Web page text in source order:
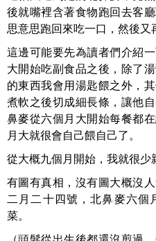
後就嘴裡含著食物跑回去客
思意思跑回來吃一口，然後又
這邊可能要先為讀者們介紹
大開始吃副食品之後，除了
的東西我會用湯匙餵之外，
煮軟之後切成細長條，讓他
鼻麥從六個月大開始每餐都
月大就很會自己餵自己了。
從大概九個月開始，我就很少
有圖有真相，沒有圖大概沒
二月二十四號，北鼻麥六個
菜。